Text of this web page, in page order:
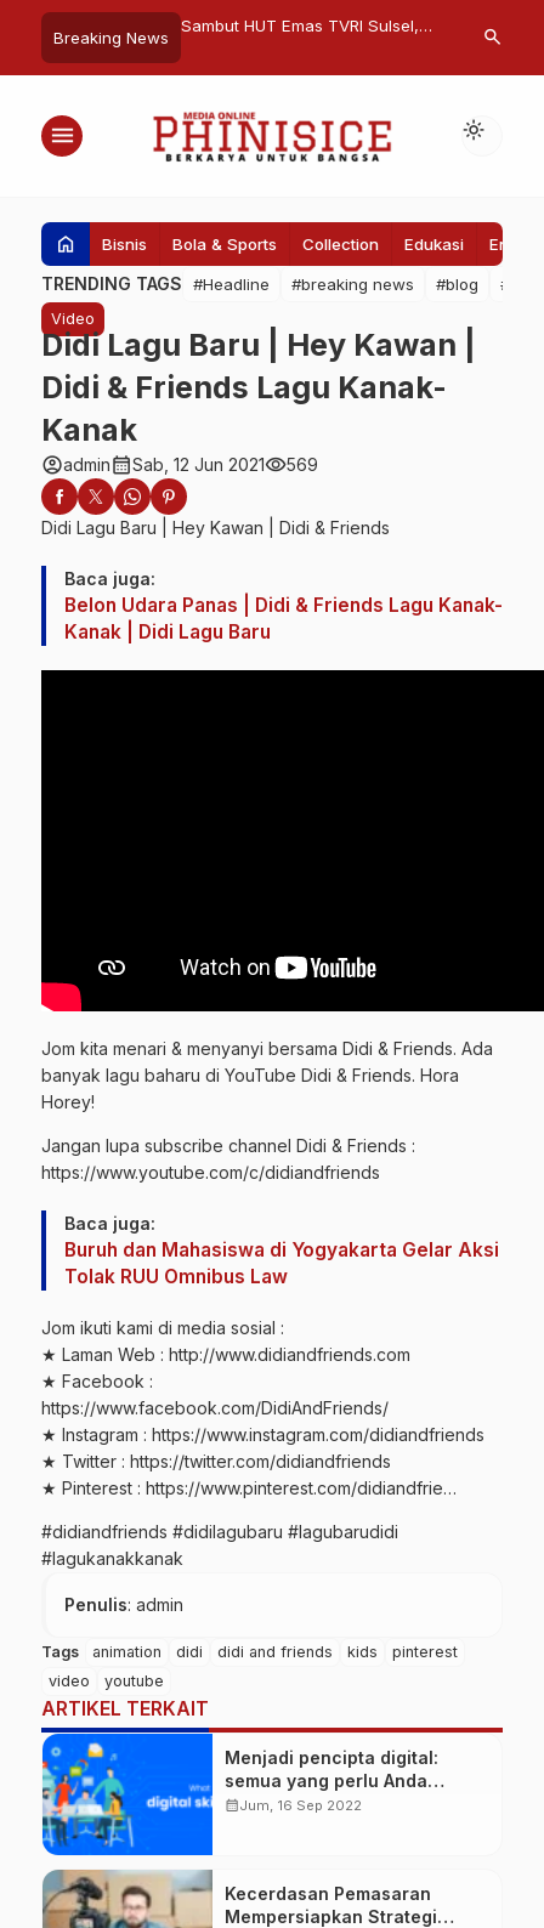
Breaking News
Sambut HUT Emas TVRI Sulsel,
Media Informatif
Idul Adha di
search
menu light_mode
home Bisnis Bola & Sports Collection Edukasi
TRENDING TAGS #Headline #breaking news #blog
Video
Didi Lagu Baru | Hey Kawan |
Didi & Friends Lagu Kanak-
Kanak
account_circleadmincalendar_monthSab, 12 Jun 2021visibility569
Didi Lagu Baru | Hey Kawan | Didi & Friends
Baca juga:
Belon Udara Panas | Didi & Friends Lagu Kanak-
Kanak | Didi Lagu Baru
Jom kita menari & menyanyi bersama Didi & Friends. Ada
banyak lagu baharu di YouTube Didi & Friends. Hora
Horey!
Jangan lupa subscribe channel Didi & Friends :
https://www.youtube.com/c/didiandfriends
Baca juga:
Buruh dan Mahasiswa di Yogyakarta Gelar Aksi
Tolak RUU Omnibus Law
Jom ikuti kami di media sosial :
★ Laman Web : http://www.didiandfriends.com
★ Facebook :
https://www.facebook.com/DidiAndFriends/
★ Instagram : https://www.instagram.com/didiandfriends
★ Twitter : https://twitter.com/didiandfriends
★ Pinterest : https://www.pinterest.com/didiandfrie…
#didiandfriends #didilagubaru #lagubarudidi
#lagukanakkanak
Penulis: admin
Tags animation didi didi and friends kids
pinterest
video
youtube
ARTIKEL TERKAIT
Menjadi pencipta digital:
semua yang perlu Anda
ketahui
calendar_monthJum, 16 Sep 2022
Kecerdasan Pemasaran
Mempersiapkan Strategi